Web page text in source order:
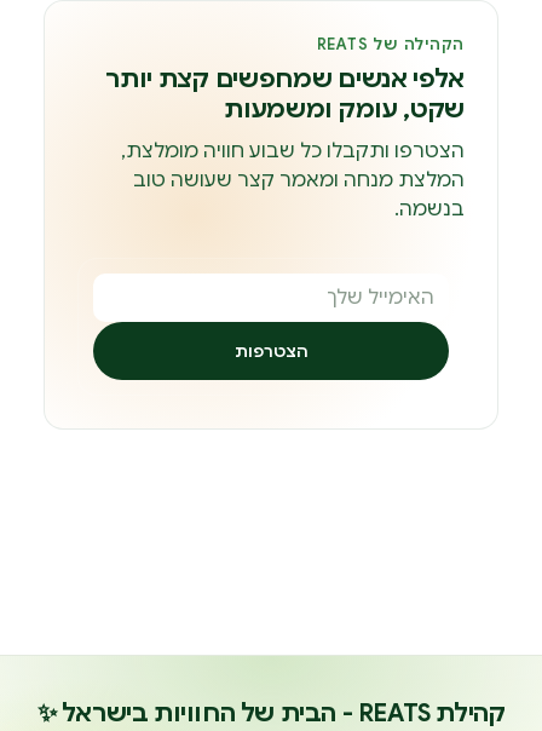
הקהילה של REATS
אלפי אנשים שמחפשים קצת יותר
שקט, עומק ומשמעות
הצטרפו ותקבלו כל שבוע חוויה מומלצת,
המלצת מנחה ומאמר קצר שעושה טוב
בנשמה.
הצטרפות
קהילת REATS - הבית של החוויות בישראל ✨